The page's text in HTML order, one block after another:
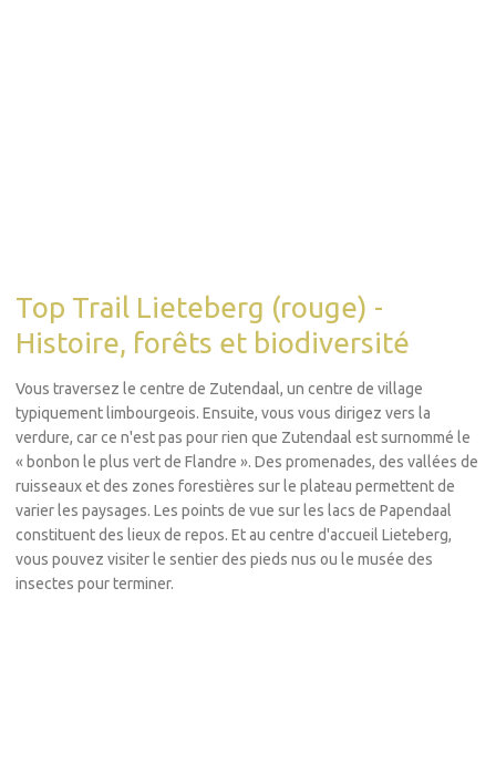
Top Trail Lieteberg (rouge) -
Histoire, forêts et biodiversité
Vous traversez le centre de Zutendaal, un centre de village
typiquement limbourgeois. Ensuite, vous vous dirigez vers la
verdure, car ce n'est pas pour rien que Zutendaal est surnommé le
« bonbon le plus vert de Flandre ». Des promenades, des vallées de
ruisseaux et des zones forestières sur le plateau permettent de
varier les paysages. Les points de vue sur les lacs de Papendaal
constituent des lieux de repos. Et au centre d'accueil Lieteberg,
vous pouvez visiter le sentier des pieds nus ou le musée des
insectes pour terminer.